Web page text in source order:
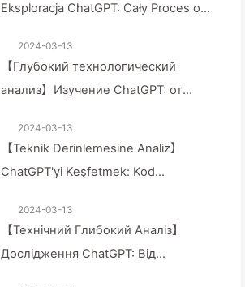
Eksploracja ChatGPT: Cały Proces od
2024-03-13
【Глубокий технологический
анализ】Изучение ChatGPT: от
2024-03-13
【Teknik Derinlemesine Analiz】
ChatGPT'yi Keşfetmek: Kod
2024-03-13
【Технічний Глибокий Аналіз】
Дослідження ChatGPT: Від